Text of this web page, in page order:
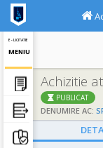
E - LICITATIE
MENIU
;;
Achizitie
PUBLICAT
DENUMIRE AC: